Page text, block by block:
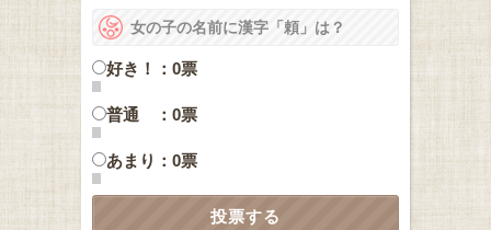
女の子の名前に漢字「頼」は？
好き！：0票
普通 ：0票
あまり：0票